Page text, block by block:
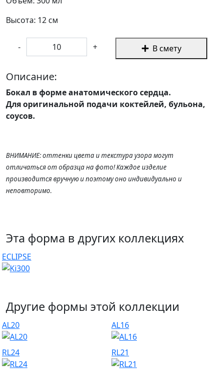
Высота: 12 см
- + В смету
Описание:
Бокал в форме анатомического сердца.
Для оригинальной подачи коктейлей, бульона,
соусов.
ВНИМАНИЕ: оттенки цвета и текстура узора могут
отличаться от образца на фото! Каждое изделие
производится вручную и поэтому оно индивидуально и
неповторимо.
Эта форма в других коллекциях
ECLIPSE
Другие формы этой коллекции
AL20 AL16
RL24 RL21